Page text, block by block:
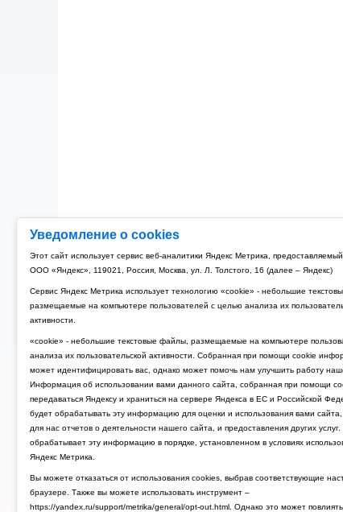
Уведомление о cookies
Этот сайт использует сервис веб-аналитики Яндекс Метрика,
ООО «Яндекс», 119021, Россия, Москва, ул. Л. Толстого, 16 (далее – Яндекс)
Сервис Яндекс Метрика использует технологию «cookie» - небольшие
размещаемые на компьютере пользователей с целью анализа их
активности.
«cookie» - небольшие текстовые файлы, размещаемые на компьютере
анализа их пользовательской активности. Собранная при помощи cookie
может идентифицировать вас, однако может помочь нам улучшить работу
Информация об использовании вами данного сайта, собранная при помощи
передаваться Яндексу и храниться на сервере Яндекса в ЕС и Российской
будет обрабатывать эту информацию для оценки и использования вами сайта,
для нас отчетов о деятельности нашего сайта, и предоставления других услуг.
обрабатывает эту информацию в порядке, установленном в условиях
Яндекс Метрика.
Вы можете отказаться от использования cookies, выбрав соответствующие
браузере. Также вы можете использовать инструмент –
https://yandex.ru/support/metrika/general/opt-out.html. Однако это может